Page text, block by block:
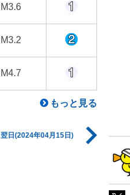
M3.6
M3.2
M4.7
もっと見る
翌日(2024年04月15日)